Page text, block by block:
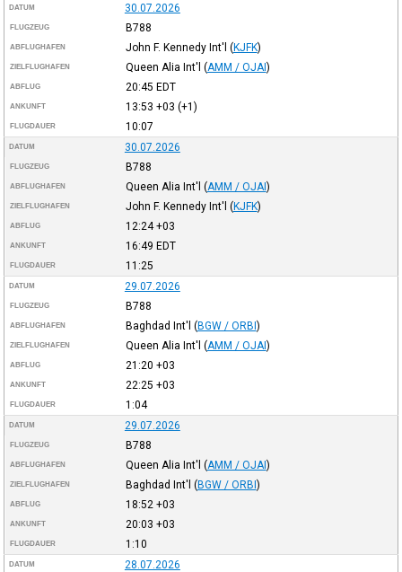
DATUM 30.07.2026
FLUGZEUG B788
ABFLUGHAFEN John F. Kennedy Int'l (KJFK)
ZIELFLUGHAFEN Queen Alia Int'l (AMM / OJAI)
ABFLUG 20:45 EDT
ANKUNFT 13:53 +03 (+1)
FLUGDAUER 10:07
DATUM 30.07.2026
FLUGZEUG B788
ABFLUGHAFEN Queen Alia Int'l (AMM / OJAI)
ZIELFLUGHAFEN John F. Kennedy Int'l (KJFK)
ABFLUG 12:24+03
ANKUNFT 16:49 EDT
FLUGDAUER 11:25
DATUM 29.07.2026
FLUGZEUG B788
ABFLUGHAFEN Baghdad Int'l (BGW / ORBI)
ZIELFLUGHAFEN Queen Alia Int'l (AMM / OJAI)
ABFLUG 21:20 +03
ANKUNFT 22:25 +03
FLUGDAUER 1:04
DATUM 29.07.2026
FLUGZEUG B788
ABFLUGHAFEN Queen Alia Int'l (AMM / OJAI)
ZIELFLUGHAFEN Baghdad Int'l (BGW / ORBI)
ABFLUG 18:52 +03
ANKUNFT 20:03 +03
FLUGDAUER 1:10
DATUM 28.07.2026